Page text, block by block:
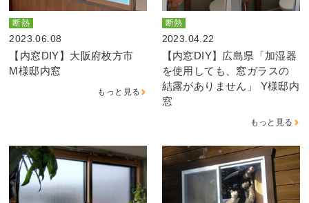
断熱
2023.06.08
【内窓DIY】大阪府枚方市
M様邸内窓
もっと見る
断熱
2023.04.22
【内窓DIY】広島県「加湿器
を使用しても、窓ガラスの
結露がありません」 Y様邸内
窓
もっと見る